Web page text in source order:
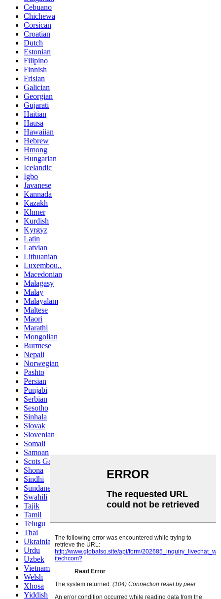
Cebuano
Chichewa
Corsican
Croatian
Dutch
Estonian
Filipino
Finnish
Frisian
Galician
Georgian
Gujarati
Haitian
Hausa
Hawaiian
Hebrew
Hmong
Hungarian
Icelandic
Igbo
Javanese
Kannada
Kazakh
Khmer
Kurdish
Kyrgyz
Latin
Latvian
Lithuanian
Luxembou..
Macedonian
Malagasy
Malay
Malayalam
Maltese
Maori
Marathi
Mongolian
Burmese
Nepali
Norwegian
Pashto
Persian
Punjabi
Serbian
Sesotho
Sinhala
Slovak
Slovenian
Somali
Samoan
Scots Gaelic
Shona
Sindhi
Sundanese
Swahili
Tajik
Tamil
Telugu
Thai
Ukrainian
Urdu
Uzbek
Vietnamese
Welsh
Xhosa
Yiddish